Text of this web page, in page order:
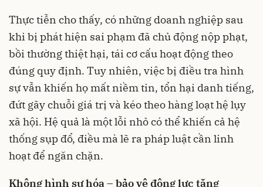
Thực tiễn cho thấy, có những doanh nghiệp sau
khi bị phát hiện sai phạm đã chủ động nộp phạt,
bồi thường thiệt hại, tái cơ cấu hoạt động theo
đúng quy định. Tuy nhiên, việc bị điều tra hình
sự vẫn khiến họ mất niềm tin, tổn hại danh tiếng,
đứt gãy chuỗi giá trị và kéo theo hàng loạt hệ lụy
xã hội. Hệ quả là một lỗi nhỏ có thể khiến cả hệ
thống sụp đổ, điều mà lẽ ra pháp luật cần linh
hoạt để ngăn chặn.
Không hình sự hóa – bảo vệ động lực tăng